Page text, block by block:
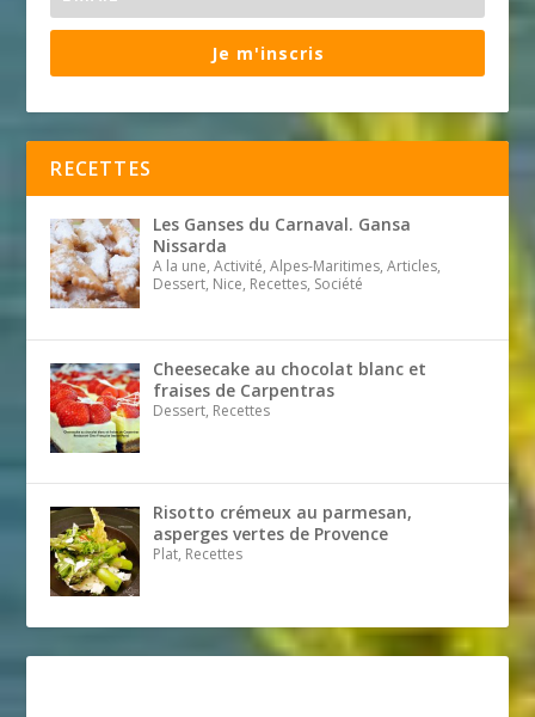
Je m'inscris
RECETTES
Les Ganses du Carnaval. Gansa
Nissarda
A la une, Activité, Alpes-Maritimes, Articles,
Dessert, Nice, Recettes, Société
Cheesecake au chocolat blanc et
fraises de Carpentras
Dessert, Recettes
Risotto crémeux au parmesan,
asperges vertes de Provence
Plat, Recettes